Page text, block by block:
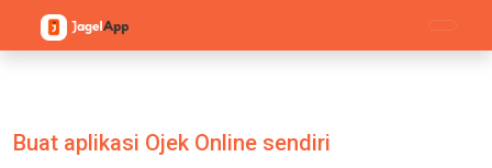
Buat aplikasi Ojek Online sendiri